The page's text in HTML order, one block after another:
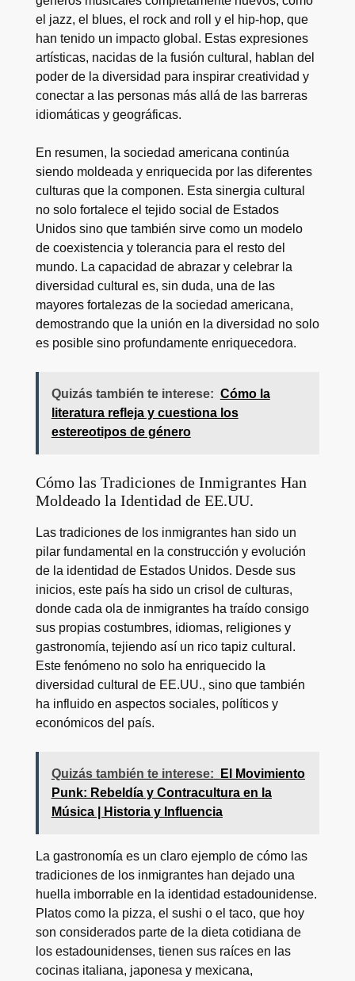
el jazz, el blues, el rock and roll y el hip-hop, que
han tenido un impacto global. Estas expresiones
artísticas, nacidas de la fusión cultural, hablan del
poder de la diversidad para inspirar creatividad y
conectar a las personas más allá de las barreras
idiomáticas y geográficas.
En resumen, la sociedad americana continúa
siendo moldeada y enriquecida por las diferentes
culturas que la componen. Esta sinergia cultural
no solo fortalece el tejido social de Estados
Unidos sino que también sirve como un modelo
de coexistencia y tolerancia para el resto del
mundo. La capacidad de abrazar y celebrar la
diversidad cultural es, sin duda, una de las
mayores fortalezas de la sociedad americana,
demostrando que la unión en la diversidad no solo
es posible sino profundamente enriquecedora.
Quizás también te interese: Cómo la
literatura refleja y cuestiona los
estereotipos de género
Cómo las Tradiciones de Inmigrantes Han
Moldeado la Identidad de EE.UU.
Las tradiciones de los inmigrantes han sido un
pilar fundamental en la construcción y evolución
de la identidad de Estados Unidos. Desde sus
inicios, este país ha sido un crisol de culturas,
donde cada ola de inmigrantes ha traído consigo
sus propias costumbres, idiomas, religiones y
gastronomía, tejiendo así un rico tapiz cultural.
Este fenómeno no solo ha enriquecido la
diversidad cultural de EE.UU., sino que también
ha influido en aspectos sociales, políticos y
económicos del país.
Quizás también te interese:
El Movimiento
Punk: Rebeldía y Contracultura en la
Música | Historia y Influencia
La gastronomía es un claro ejemplo de cómo las
tradiciones de los inmigrantes han dejado una
huella imborrable en la identidad estadounidense.
Platos como la pizza, el sushi o el taco, que hoy
son considerados parte de la dieta cotidiana de
los estadounidenses, tienen sus raíces en las
cocinas italiana, japonesa y mexicana,